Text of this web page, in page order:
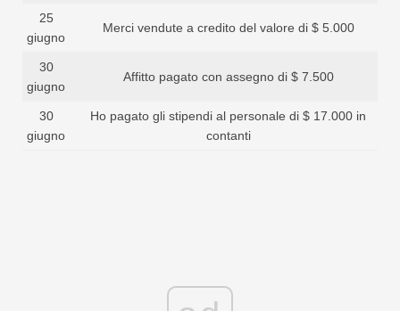
25
giugno
Merci vendute a credito del valore di $ 5.000
30
giugno
Affitto pagato con assegno di $ 7.500
30
giugno
Ho pagato gli stipendi al personale di $ 17.000 in
contanti